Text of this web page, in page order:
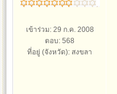
เข้าร่วม: 29 ก.ค. 2008
ตอบ: 568
ที่อยู่ (จังหวัด): สงขลา